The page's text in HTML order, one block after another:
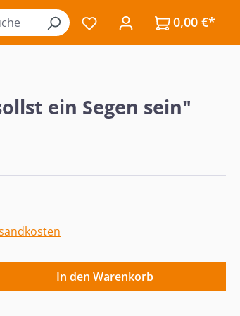
Du hast 0 Produkte auf
0,00 €*
ein Segen sein"
den gewünschten Wert
In den Warenkorb